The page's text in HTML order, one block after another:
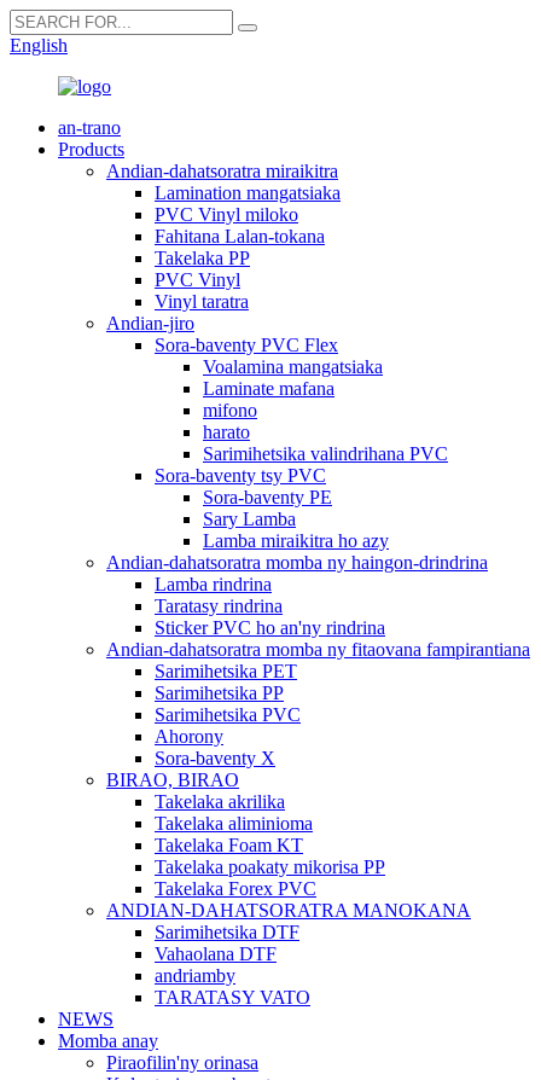
English
an-trano
Products
Andian-dahatsoratra miraikitra
Lamination mangatsiaka
PVC Vinyl miloko
Fahitana Lalan-tokana
Takelaka PP
PVC Vinyl
Vinyl taratra
Andian-jiro
Sora-baventy PVC Flex
Voalamina mangatsiaka
Laminate mafana
mifono
harato
Sarimihetsika valindrihana PVC
Sora-baventy tsy PVC
Sora-baventy PE
Sary Lamba
Lamba miraikitra ho azy
Andian-dahatsoratra momba ny haingon-drindrina
Lamba rindrina
Taratasy rindrina
Sticker PVC ho an'ny rindrina
Andian-dahatsoratra momba ny fitaovana fampirantiana
Sarimihetsika PET
Sarimihetsika PP
Sarimihetsika PVC
Ahorony
Sora-baventy X
BIRAO, BIRAO
Takelaka akrilika
Takelaka aliminioma
Takelaka Foam KT
Takelaka poakaty mikorisa PP
Takelaka Forex PVC
ANDIAN-DAHATSORATRA MANOKANA
Sarimihetsika DTF
Vahaolana DTF
andriamby
TARATASY VATO
NEWS
Momba anay
Piraofilin'ny orinasa